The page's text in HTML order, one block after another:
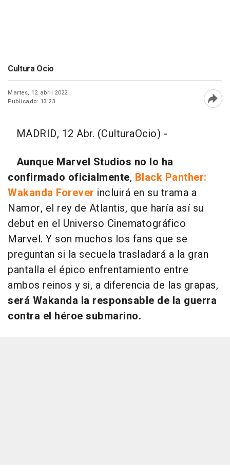
Cultura Ocio
Martes, 12 abril 2022
Publicado: 13:23
MADRID, 12 Abr. (CulturaOcio) -
Aunque Marvel Studios no lo ha
confirmado oficialmente, Black Panther:
Wakanda Forever incluirá en su trama a
Namor, el rey de Atlantis, que haría así su
debut en el Universo Cinematográfico
Marvel. Y son muchos los fans que se
preguntan si la secuela trasladará a la gran
pantalla el épico enfrentamiento entre
ambos reinos y si, a diferencia de las grapas,
será Wakanda la responsable de la guerra
contra el héroe submarino.